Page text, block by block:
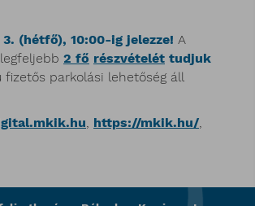
(hétfő), 10:00-ig jelezze! A
2 fő részvételét tudjuk
parkolási lehetőség áll
, https://mkik.hu/,